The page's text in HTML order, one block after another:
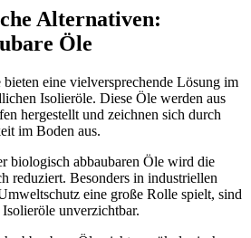
Alternativen:
Öle
eine vielversprechende Lösung im
Isolieröle. Diese Öle werden aus
hergestellt und zeichnen sich durch
im Boden aus.
biologisch abbaubaren Öle wird die
reduziert. Besonders in industriellen
eine große Rolle spielt, sind
unverzichtbar.